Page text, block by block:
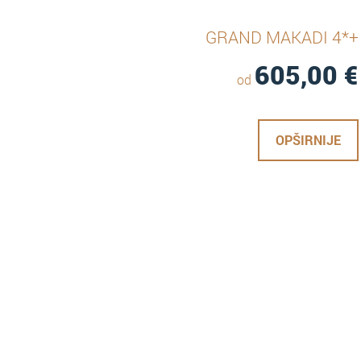
GRAND MAKADI 4*+
od 605,00 €
OPŠIRNIJE